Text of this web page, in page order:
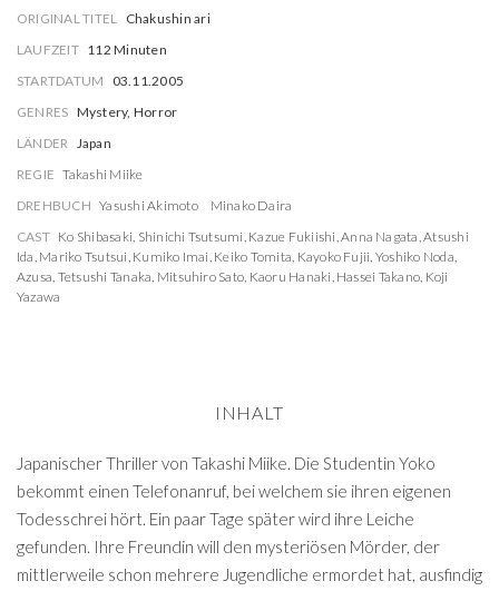
ORIGINAL TITEL Chakushin ari
LAUFZEIT 112 Minuten
STARTDATUM
03.11.2005
GENRES Mystery, Horror
LÄNDER Japan
REGIE Takashi Miike
DREHBUCH Yasushi Akimoto
Minako Daira
CAST Ko Shibasaki, Shinichi Tsutsumi, Kazue Fukiishi,Anna Nagata,Atsushi
Ida, Mariko Tsutsui, Kumiko Imai, Keiko Tomita, Kayoko Fujii, Yoshiko Noda,
Azusa, Tetsushi Tanaka, Mitsuhiro Sato, Kaoru Hanaki, Hassei Takano, Koji
Yazawa
INHALT
Japanischer Thriller von Takashi Miike. Die Studentin Yoko
bekommt einen Telefonanruf, bei welchem sie ihren eigenen
Todesschrei hört. Ein paar Tage später wird ihre Leiche
gefunden. Ihre Freundin will den mysteriösen Mörder, der
mittlerweile schon mehrere Jugendliche ermordet hat, ausfindig